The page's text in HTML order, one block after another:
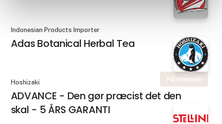
Indonesian Products Importer
Adas Botanical Herbal Tea
På messen
Hoshizaki
ADVANCE - Den gør præcist det den
skal - 5 ÅRS GARANTI